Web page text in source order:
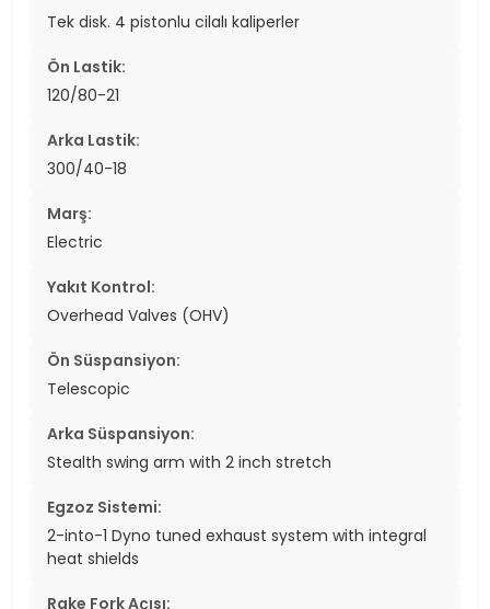
Tek disk. 4 pistonlu cilalı kaliperler
Ön Lastik:
120/80-21
Arka Lastik:
300/40-18
Marş:
Electric
Yakıt Kontrol:
Overhead Valves (OHV)
Ön Süspansiyon:
Telescopic
Arka Süspansiyon:
Stealth swing arm with 2 inch stretch
Egzoz Sistemi:
2-into-1 Dyno tuned exhaust system with integral
heat shields
Rake Fork Açısı: